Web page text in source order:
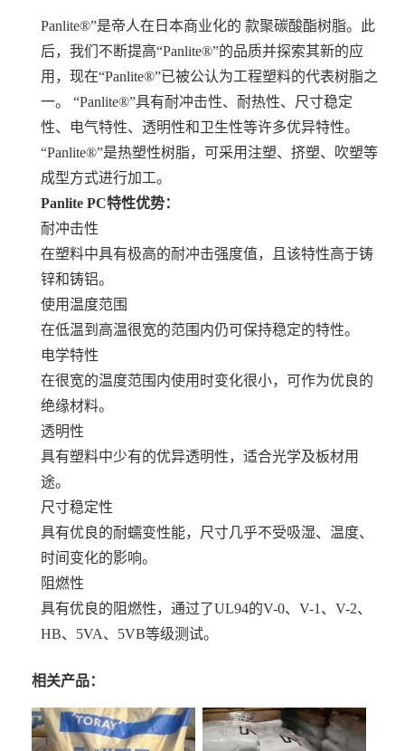
Panlite®”是帝人在日本商业化的 款聚碳酸酯树脂。此
后，我们不断提高“Panlite®”的品质并探索其新的应
用，现在“Panlite®”已被公认为工程塑料的代表树脂之
一。 “Panlite®”具有耐冲击性、耐热性、尺寸稳定
性、电气特性、透明性和卫生性等许多优异特性。
“Panlite®”是热塑性树脂，可采用注塑、挤塑、吹塑等
成型方式进行加工。
Panlite PC特性优势：
耐冲击性
在塑料中具有极高的耐冲击强度值，且该特性高于铸
锌和铸铝。
使用温度范围
在低温到高温很宽的范围内仍可保持稳定的特性。
电学特性
在很宽的温度范围内使用时变化很小，可作为优良的
绝缘材料。
透明性
具有塑料中少有的优异透明性，适合光学及板材用
途。
尺寸稳定性
具有优良的耐蠕变性能，尺寸几乎不受吸湿、温度、
时间变化的影响。
阻燃性
具有优良的阻燃性，通过了UL94的V-0、V-1、V-2、
HB、5VA、5VB等级测试。
相关产品：